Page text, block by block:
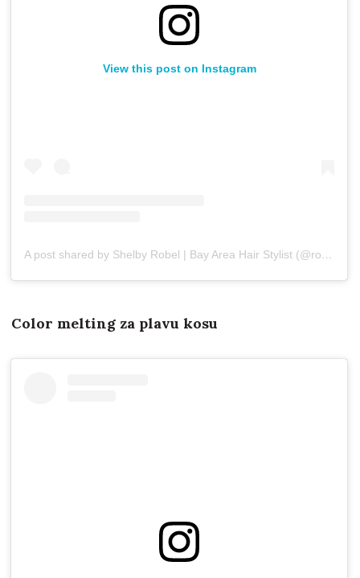
View this post on Instagram
A post shared by Shelby Robel | Bay Area Hair Stylist (@robellion__styles)
Color melting za plavu kosu